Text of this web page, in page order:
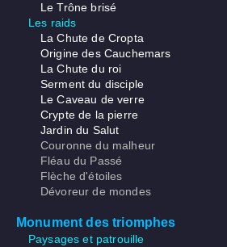
Le Trône brisé
Les raids
La Chute de Cropta
Origine des Cauchemars
La Chute du roi
Serment du disciple
Le Caveau de verre
Crypte de la pierre
Jardin du Salut
Couronne du malheur
Fléau du Passé
Flèche d'étoiles
Dévoreur de mondes
Monument des triomphes
Paysages et patrouille